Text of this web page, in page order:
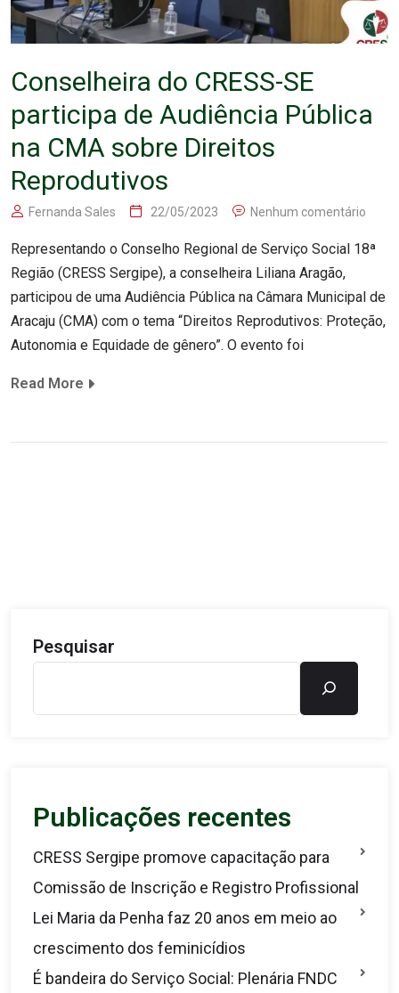
Conselheira do CRESS-SE
participa de Audiência Pública
na CMA sobre Direitos
Reprodutivos
Fernanda Sales 22/05/2023 Nenhum comentário
Representando o Conselho Regional de Serviço Social 18ª
Região (CRESS Sergipe), a conselheira Liliana Aragão,
participou de uma Audiência Pública na Câmara Municipal de
Aracaju (CMA) com o tema “Direitos Reprodutivos: Proteção,
Autonomia e Equidade de gênero”. O evento foi
Read More
Pesquisar
Publicações recentes
CRESS Sergipe promove capacitação para
Comissão de Inscrição e Registro Profissional
Lei Maria da Penha faz 20 anos em meio ao
crescimento dos feminicídios
É bandeira do Serviço Social: Plenária FNDC